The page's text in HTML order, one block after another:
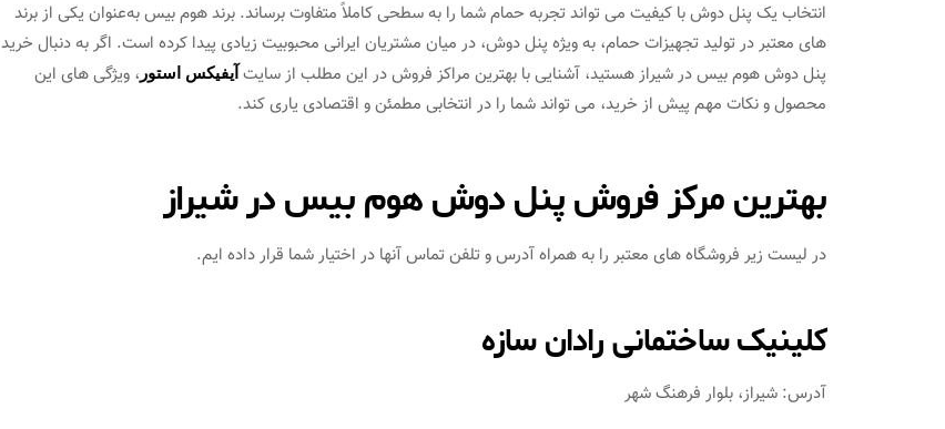
انتخاب یک پنل دوش با کیفیت می‌ تواند تجربه حمام شما را به سطحی کاملاً متفاوت برساند. برند هوم بیس به‌عنوان یکی از برند
های معتبر در تولید تجهیزات حمام، به‌ ویژه پنل دوش، در میان مشتریان ایرانی محبوبیت زیادی پیدا کرده است. اگر به‌ دنبال خرید
پنل دوش هوم بیس در شیراز هستید، آشنایی با بهترین مراکز فروش در این مطلب از سایت آیفیکس استور ، ویژگی‌ های این
محصول و نکات مهم پیش از خرید، می‌ تواند شما را در انتخابی مطمئن و اقتصادی یاری کند.
بهترین مرکز فروش پنل دوش هوم بیس در شیراز
در لیست زیر فروشگاه های معتبر را به همراه آدرس و تلفن تماس آنها در اختیار شما قرار داده ایم.
کلینیک ساختمانی رادان سازه
آدرس: شیراز، بلوار فرهنگ شهر